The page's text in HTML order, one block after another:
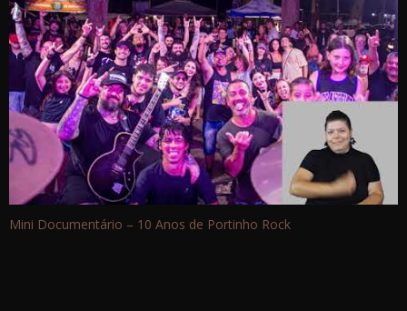
Mini Documentário – 10 Anos de Portinho Rock